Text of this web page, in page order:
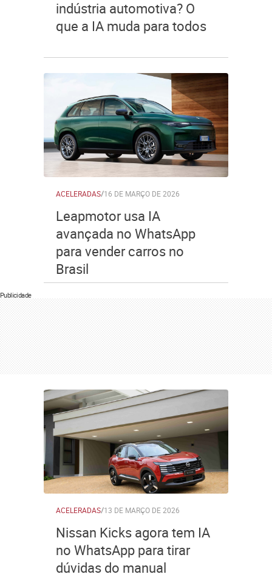
indústria automotiva? O
que a IA muda para todos
ACELERADAS/16 DE MARÇO DE 2026
Leapmotor usa IA
avançada no WhatsApp
para vender carros no
Brasil
Publicidade
ACELERADAS/13 DE MARÇO DE 2026
Nissan Kicks agora tem IA
no WhatsApp para tirar
dúvidas do manual